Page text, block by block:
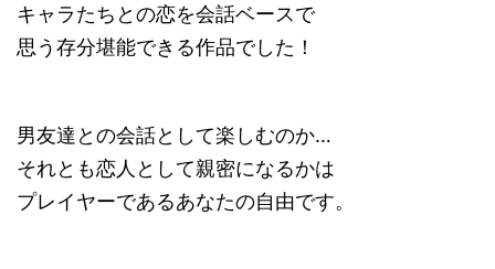
キャラたちとの恋を会話ベースで
思う存分堪能できる作品でした！
男友達との会話として楽しむのか…
それとも恋人として親密になるかは
プレイヤーであるあなたの自由です。